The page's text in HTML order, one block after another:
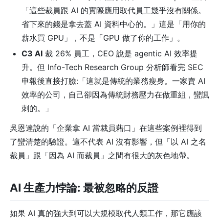
「這些裁員跟 AI 的實際應用取代員工幾乎沒有關係。
省下來的錢是拿去蓋 AI 資料中心的。」這是「用你的
薪水買 GPU」，不是「GPU 做了你的工作」。
C3 AI 裁 26% 員工，CEO 說是 agentic AI 效率提
升。但 Info-Tech Research Group 分析師看完 SEC
申報後直接打臉:「這就是傳統的業務瘦身。一家賣 AI
效率的公司，自己卻因為傳統財務壓力在做重組，蠻諷
刺的。」
吳恩達說的「企業拿 AI 當裁員藉口」在這些案例裡得到
了蠻清楚的驗證。這不代表 AI 沒有影響，但「以 AI 之名
裁員」跟「因為 AI 而裁員」之間有很大的灰色地帶。
AI 生產力悖論: 最被忽略的反證
如果 AI 真的強大到可以大規模取代人類工作，那它應該